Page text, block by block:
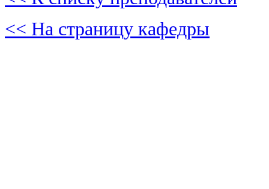
<< На страницу кафедры